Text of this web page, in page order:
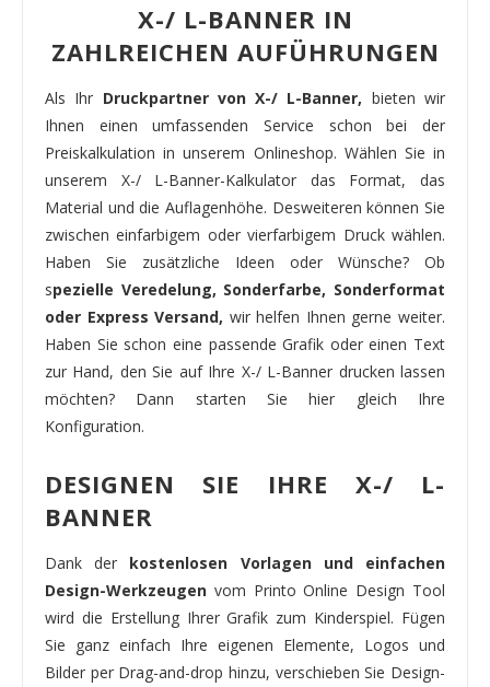
X-/ L-BANNER IN
ZAHLREICHEN AUFÜHRUNGEN
Als Ihr Druckpartner von X-/ L-Banner, bieten wir
Ihnen einen umfassenden Service schon bei der
Preiskalkulation in unserem Onlineshop. Wählen Sie in
unserem X-/ L-Banner-Kalkulator das Format, das
Material und die Auflagenhöhe. Desweiteren können Sie
zwischen einfarbigem oder vierfarbigem Druck wählen.
Haben Sie zusätzliche Ideen oder Wünsche? Ob
spezielle Veredelung, Sonderfarbe, Sonderformat
oder Express Versand, wir helfen Ihnen gerne weiter.
Haben Sie schon eine passende Grafik oder einen Text
zur Hand, den Sie auf Ihre X-/ L-Banner drucken lassen
möchten? Dann starten Sie hier gleich Ihre
Konfiguration.
DESIGNEN SIE IHRE X-/ L-
BANNER
Dank der kostenlosen Vorlagen und einfachen
Design-Werkzeugen vom Printo Online Design Tool
wird die Erstellung Ihrer Grafik zum Kinderspiel. Fügen
Sie ganz einfach Ihre eigenen Elemente, Logos und
Bilder per Drag-and-drop hinzu, verschieben Sie Design-